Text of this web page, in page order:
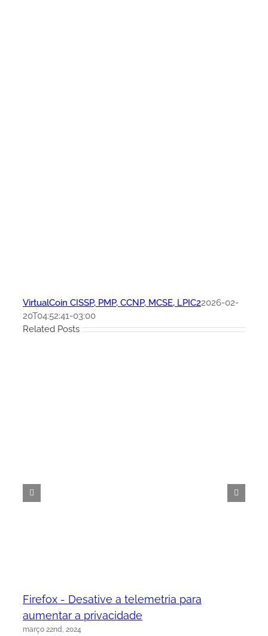
VirtualCoin CISSP, PMP, CCNP, MCSE, LPIC22026-02-
20T04:52:41-03:00
Related Posts
Firefox - Desative a telemetria para
aumentar a privacidade
março 22nd, 2024